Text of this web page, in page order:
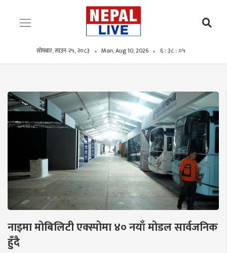
सोमबार, साउन २५, २०८३ Mon, Aug 10, 2026 ६ : ३८ : ०६
नाइमा मोबिलिटी एक्स्पोमा ४० नयाँ मोडल सार्वजनिक
हुँदै